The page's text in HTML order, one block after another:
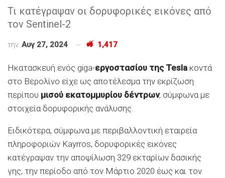
Τι κατέγραψαν οι δορυφορικές εικόνες από
τον Sentinel-2
την Αυγ 27, 2024 1,417
Hκατασκευή ενός giga-εργοστασίου της Tesla κοντά
στο Βερολίνο είχε ως αποτέλεσμα την εκρίζωση
περίπου μισού εκατομμυρίου δέντρων, σύμφωνα με
στοιχεία δορυφορικής ανάλυσης.
Ειδικότερα, σύμφωνα με περιβαλλοντική εταιρεία
πληροφοριών Kayrros, δορυφορικές εικόνες
κατέγραψαν την αποψίλωση 329 εκταρίων δασικής
γης, την περίοδο από τον Μάρτιο 2020 έως και τον